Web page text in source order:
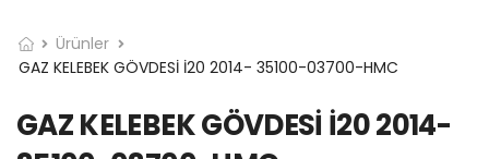
Ürünler
GAZ KELEBEK GÖVDESİ İ20 2014- 35100-03700-HMC
GAZ KELEBEK GÖVDESİ İ20 2014-